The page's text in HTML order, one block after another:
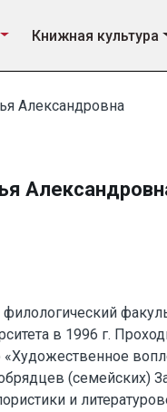
Книжная культура
Александровна
в 1996 г.
(семейских)
и